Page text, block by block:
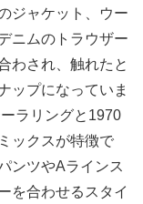
ジャケット、ウー
ニムのトラウザー
わされ、触れたと
ップになっていま
ラリングと1970
ックスが特徴で
ンツやAラインス
を合わせるスタイ